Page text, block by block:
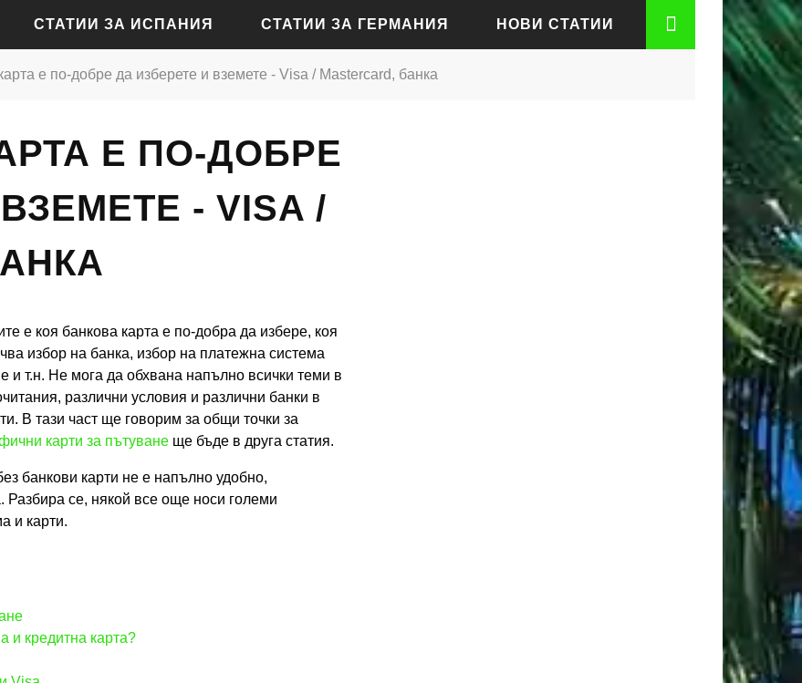
СТАТИИ ЗА ИСПАНИЯ
СТАТИИ ЗА БАРСЕЛОНА
СТАТИИ ЗА СЕВИЛЯ
СТАТИИ ЗА ВАЛЕНСИЯ
СТАТИИ ЗА ГЕРМАНИЯ
СТАТИИ ЗА БЕРЛИН
СТАТИИ ЗА ДРЕЗДЕН
СТАТИИ ЗА МЮНХЕН
НОВИ СТАТИИ
е по-добре да изберете и вземете - Visa / Mastercard, банка
Е ПО-ДОБРЕ
- VISA /
е коя банкова карта е по-добра да избере, коя
избор на банка, избор на платежна система
и т.н. Не мога да обхвана напълно всички теми в
различни условия и различни банки в
В тази част ще говорим за общи точки за
карти за пътуване ще бъде в друга статия.
банкови карти не е напълно удобно,
Разбира се, някой все още носи големи
и карти.
и кредитна карта?